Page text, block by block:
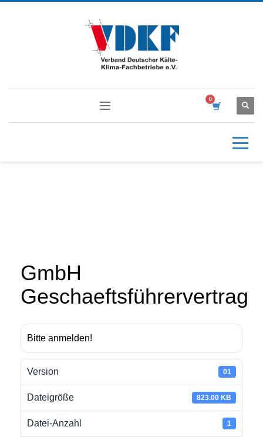
GmbH
Geschaeftsführervertrag
Bitte anmelden!
Version 01
Dateigröße 823.00 KB
Datei-Anzahl 1